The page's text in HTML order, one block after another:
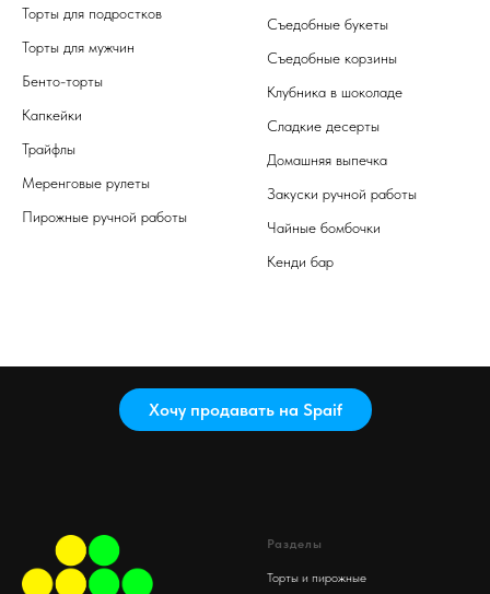
Торты для подростков
Торты для мужчин
Бенто-торты
Капкейки
Трайфлы
Меренговые рулеты
Пирожные ручной работы
Съедобные букеты
Съедобные корзины
Клубника в шоколаде
Сладкие десерты
Домашняя выпечка
Закуски ручной работы
Чайные бомбочки
Кенди бар
Хочу продавать на Spaif
Разделы
Торты и пирожные